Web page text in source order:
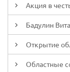
Акция в
Бадулин
Открытие
Областные